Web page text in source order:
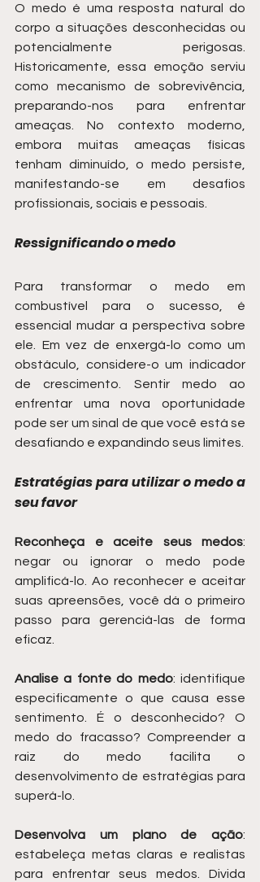
O medo é uma resposta natural do
corpo a situações desconhecidas ou
potencialmente perigosas.
Historicamente, essa emoção serviu
como mecanismo de sobrevivência,
preparando-nos para enfrentar
ameaças. No contexto moderno,
embora muitas ameaças físicas
tenham diminuído, o medo persiste,
manifestando-se em desafios
profissionais, sociais e pessoais.
Ressignificando o medo
Para transformar o medo em
combustível para o sucesso, é
essencial mudar a perspectiva sobre
ele. Em vez de enxergá-lo como um
obstáculo, considere-o um indicador
de crescimento. Sentir medo ao
enfrentar uma nova oportunidade
pode ser um sinal de que você está se
desafiando e expandindo seus limites.
Estratégias para utilizar o medo a
seu favor
Reconheça e aceite seus medos:
negar ou ignorar o medo pode
amplificá-lo. Ao reconhecer e aceitar
suas apreensões, você dá o primeiro
passo para gerenciá-las de forma
eficaz.
Analise a fonte do medo: identifique
especificamente o que causa esse
sentimento. É o desconhecido? O
medo do fracasso? Compreender a
raiz do medo facilita o
desenvolvimento de estratégias para
superá-lo.
Desenvolva um plano de ação:
estabeleça metas claras e realistas
para enfrentar seus medos. Divida